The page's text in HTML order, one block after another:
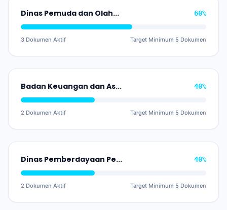
Dinas Pemuda dan Olahraga 60%
3 Dokumen Aktif Target Minimum 5 Dokumen
Badan Keuangan dan Aset Daerah 40%
2 Dokumen Aktif Target Minimum 5 Dokumen
Dinas Pemberdayaan Perempuan, Perlindungan Anak dan Keluarga Berencana 40%
2 Dokumen Aktif Target Minimum 5 Dokumen